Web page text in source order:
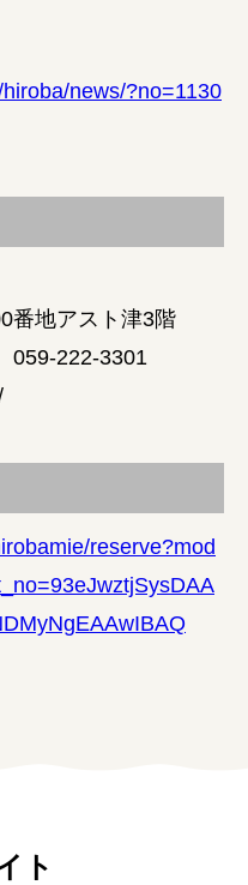
news/?no=1130
地アスト津3階
222-3301
reserve?mod
ト